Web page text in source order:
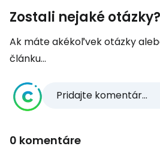
Zostali nejaké otázky?
Ak máte akékoľvek otázky
článku...
Pridajte komentár...
0 komentáre